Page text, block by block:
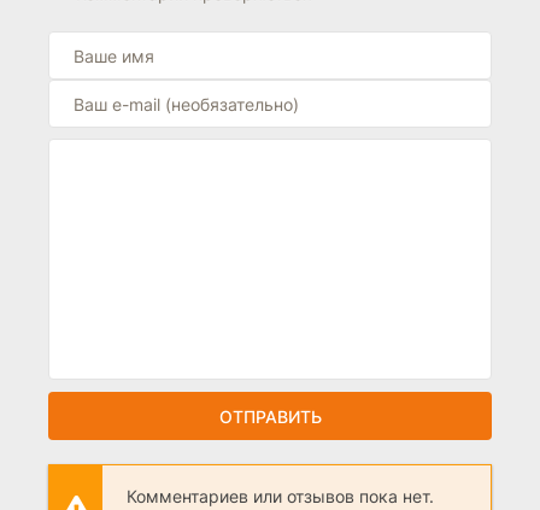
ОТПРАВИТЬ
Комментариев или отзывов пока нет.